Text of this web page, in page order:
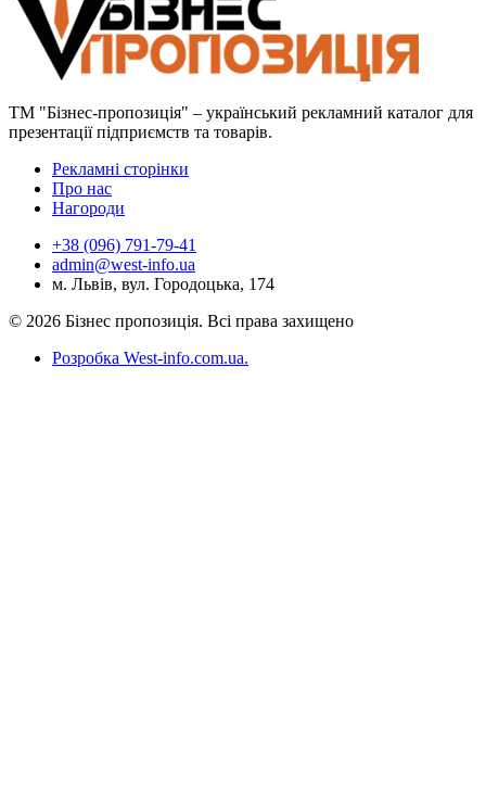
ТМ "Бізнес-пропозиція" – український рекламний каталог для
презентації підприємств та товарів.
Рекламні сторінки
Про нас
Нагороди
+38 (096) 791-79-41
admin@west-info.ua
м. Львів, вул. Городоцька, 174
© 2026 Бізнес пропозиція. Всі права захищено
Розробка West-info.com.ua.